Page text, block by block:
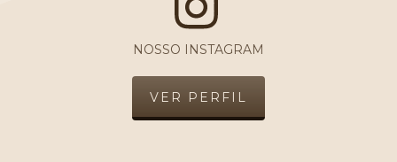
NOSSO INSTAGRAM
VER PERFIL